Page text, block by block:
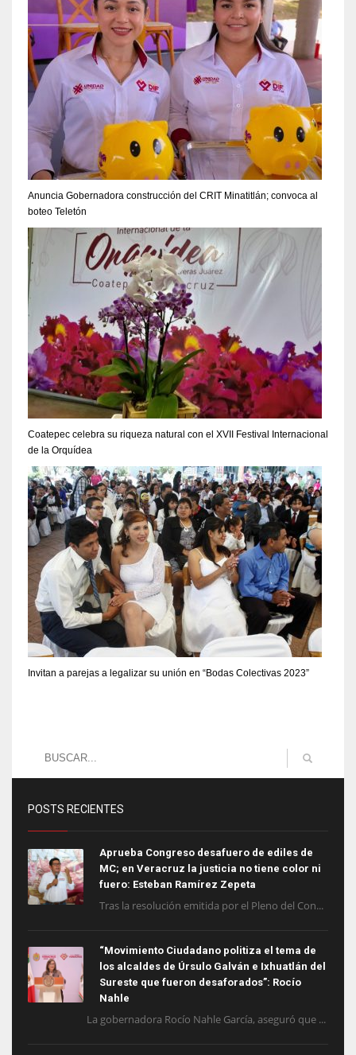
Anuncia Gobernadora construcción del CRIT Minatitlán; convoca al
boteo Teletón
Coatepec celebra su riqueza natural con el XVII Festival Internacional
de la Orquídea
Invitan a parejas a legalizar su unión en “Bodas Colectivas 2023”
POSTS RECIENTES
Aprueba Congreso desafuero de ediles de
MC; en Veracruz la justicia no tiene color ni
fuero: Esteban Ramírez Zepeta
Tras la resolución emitida por el Pleno del Con...
“Movimiento Ciudadano politiza el tema de
los alcaldes de Úrsulo Galván e Ixhuatlán del
Sureste que fueron desaforados”: Rocío
Nahle
La gobernadora Rocío Nahle García, aseguró que ...